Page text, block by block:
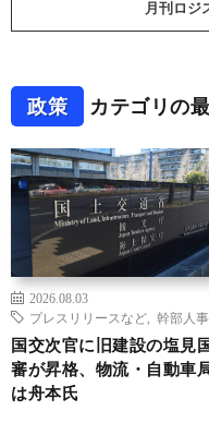
月刊ロジ
政策 カテゴリの
2026.08.03
プレスリリースなど
幹部人事
国交次官に旧建設の塩見
審が昇格、物流・自動車
は舟本氏